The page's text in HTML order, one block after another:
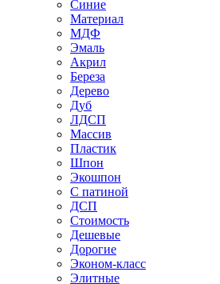
Синие
Материал
МДФ
Эмаль
Акрил
Береза
Дерево
Дуб
ЛДСП
Массив
Пластик
Шпон
Экошпон
С патиной
ДСП
Стоимость
Дешевые
Дорогие
Эконом-класс
Элитные